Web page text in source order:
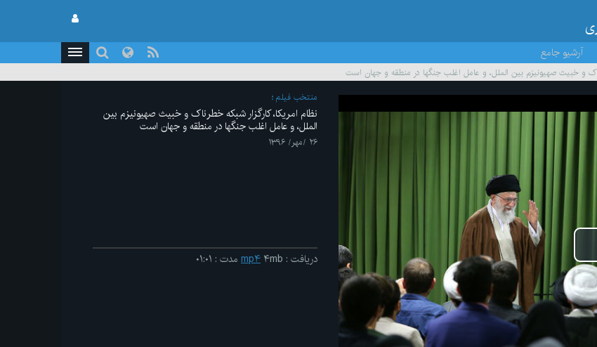
آرشیو جامع
و خبیث صهیونیزم بین الملل، و عامل اغلب جنگها در منطقه و جهان است
منتخب فیلم
نظام امریکا، کارگزار شبکه خطرناک و خبیث صهیونیزم بین
الملل، و عامل اغلب جنگها در منطقه و جهان است
۲۶ /مهر/ ۱۳۹۶
دریافت : mp۴ ۴mb مدت : ۰۱:۰۱